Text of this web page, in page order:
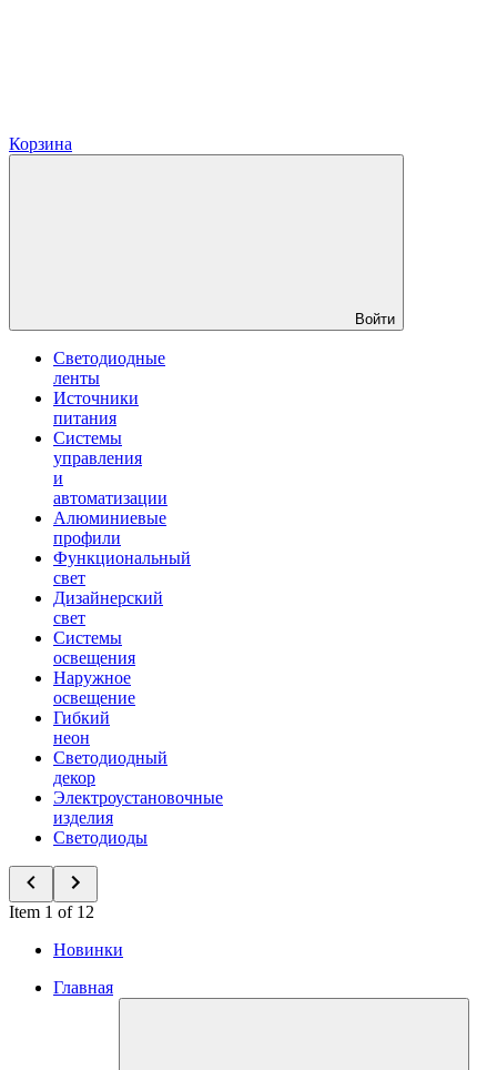
Корзина
Войти
Светодиодные
ленты
Источники
питания
Системы
управления
и
автоматизации
Алюминиевые
профили
Функциональный
свет
Дизайнерский
свет
Системы
освещения
Наружное
освещение
Гибкий
неон
Светодиодный
декор
Электроустановочные
изделия
Светодиоды
Item 1 of 12
Новинки
Главная